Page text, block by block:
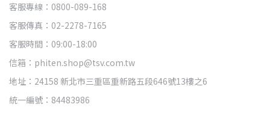
客服專線：0800-089-168
客服傳真：02-2278-7165
客服時間：09:00-18:00
信箱：phiten.shop@tsv.com.tw
地址：24158 新北市三重區重新路五段646號13樓之6
統一編號：84483986